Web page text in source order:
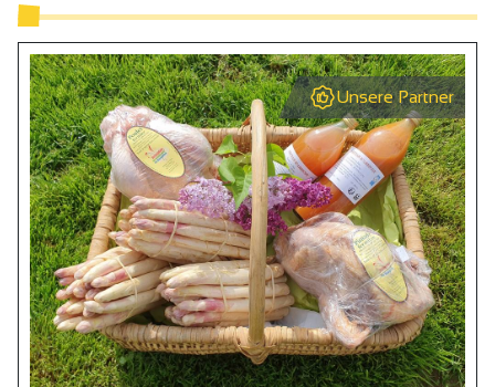
Mikrowelle
Kühlschrank
Haartrockner
Handtuchtrockner
Zentralheizung
Kostenloser privater Internetzugang
DVD-Leser
Fernsehen
WIFI-Zugang
Klimaanlage
Unsere Partner